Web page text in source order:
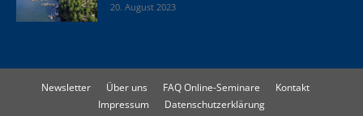
20. August 2023
Newsletter Über uns FAQ Online-Seminare
Kontakt
Impressum
Datenschutzerklärung